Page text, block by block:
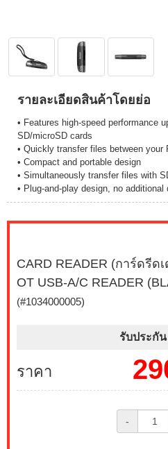
รายละเอียดสินค้าโดยย่อ
• Features high-speed performance
SD/microSD cards
• Quickly transfer files between your
• Compact and portable design
• Simultaneously transfer files with
• Plug-and-play design, no additional
CARD READER (การ์ดรีด
OT USB-A/C READER
(#1034000005)
รับประกัน
ราคา
-